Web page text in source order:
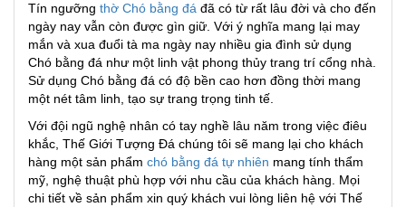
Tín ngưỡng thờ Chó bằng đá đã có từ rất lâu đời và cho đến
ngày nay vẫn còn được gìn giữ. Với ý nghĩa mang lại may
mắn và xua đuổi tà ma ngày nay nhiều gia đình sử dụng
Chó bằng đá như một linh vật phong thủy trang trí cổng nhà.
Sử dụng Chó bằng đá có độ bền cao hơn đồng thời mang
một nét tâm linh, tạo sự trang trọng tinh tế.
Với đội ngũ nghệ nhân có tay nghề lâu năm trong việc điêu
khắc, Thế Giới Tượng Đá chúng tôi sẽ mang lại cho khách
hàng một sản phẩm chó bằng đá tự nhiên mang tính thẩm
mỹ, nghệ thuật phù hợp với nhu cầu của khách hàng. Mọi
chi tiết về sản phẩm xin quý khách vui lòng liên hệ với Thế